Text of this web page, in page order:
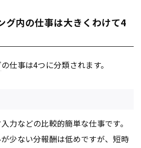
グ内の仕事は大きくわけて4
の仕事は4つに分類されます。
力などの比較的簡単な仕事です。
少ない分報酬は低めですが、短時